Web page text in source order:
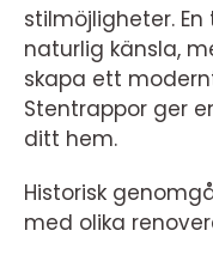
stilmöjligheter.
naturlig känsla,
skapa ett
Stentrappor ger
ditt hem.
Historisk
med olika